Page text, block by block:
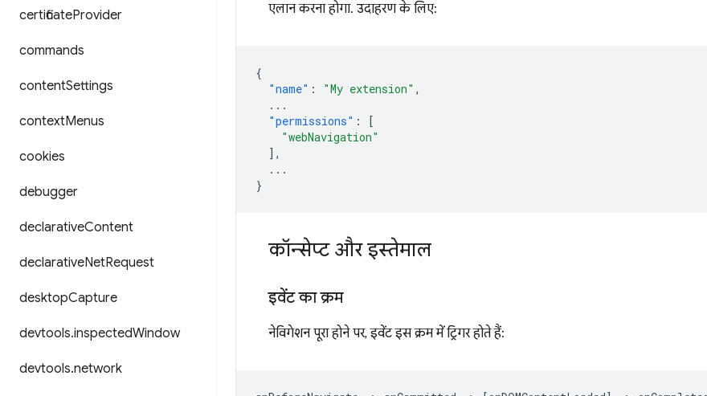
certificateProvider
commands
contentSettings
contextMenus
cookies
debugger
declarativeContent
declarativeNetRequest
desktopCapture
devtools.inspectedWindow
devtools.network
एलान करना होगा. उदाहरण के लिए:
{
"name" : "My extension" ,
...
"permissions" :
[
"webNavigation"
],
...
}
कॉन्सेप्ट और इस्तेमाल
इवेंट का क्रम
नेविगेशन पूरा होने पर, इवेंट इस क्रम में ट्रिगर होते हैं: